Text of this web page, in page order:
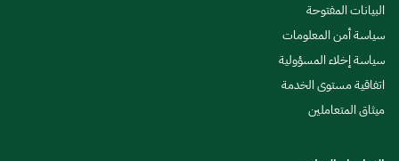
البيانات المفتوحة
سياسة أمن المعلومات
سياسة إخلاء المسؤولية
اتفاقية مستوى الخدمة
ميثاق المتعاملين